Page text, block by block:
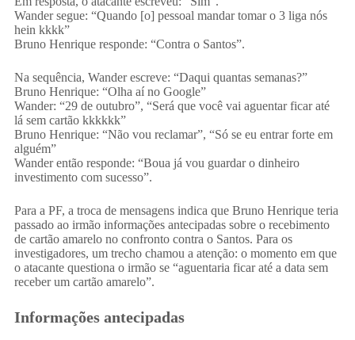
Wander segue: “Quando [o] pessoal mandar tomar o 3 liga nós
hein kkkk”
Bruno Henrique responde: “Contra o Santos”.
Na sequência, Wander escreve: “Daqui quantas semanas?”
Bruno Henrique: “Olha aí no Google”
Wander: “29 de outubro”, “Será que você vai aguentar ficar até
lá sem cartão kkkkkk”
Bruno Henrique: “Não vou reclamar”, “Só se eu entrar forte em
alguém”
Wander então responde: “Boua já vou guardar o dinheiro
investimento com sucesso”.
Para a PF, a troca de mensagens indica que Bruno Henrique teria
passado ao irmão informações antecipadas sobre o recebimento
de cartão amarelo no confronto contra o Santos. Para os
investigadores, um trecho chamou a atenção: o momento em que
o atacante questiona o irmão se “aguentaria ficar até a data sem
receber um cartão amarelo”.
Informações antecipadas